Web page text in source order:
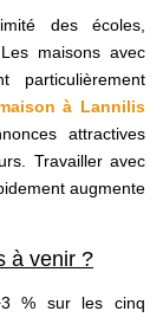
des écoles,
maisons avec
particulièrement
à Lannilis
attractives
Travailler avec
augmente
à venir ?
% sur les cinq